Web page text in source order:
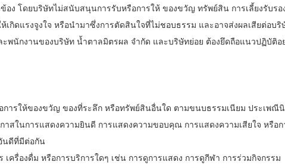
อง โดยบริษัทไม่สนับสนุนการรับหรือการให้ ของขวัญ ทรัพย์สิน การเลี้ยงรับรอ
กิดแรงจูงใจ หรือนำมาซึ่งการตัดสินใจที่ไม่ชอบธรรม และอาจส่งผลเสียต่อบริ
พนักงานของบริษัท น้ำตาลมิตรผล จำกัด และบริษัทย่อย ต้องยึดถือแนวปฏิบัติอ
การให้ของขวัญ ของที่ระลึก หรือทรัพย์สินอื่นใด ตามขนบธรรมเนียม ประเพณี
สในการแสดงความยินดี การแสดงความขอบคุณ การแสดงความเสียใจ หรือก
นดีที่มีต่อกัน
เครื่องดื่ม หรือการบริการใดๆ เช่น การดูการแสดง การดูกีฬา การร่วมกิจกรรม